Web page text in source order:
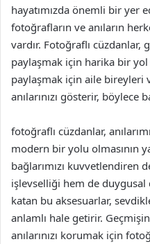
hayatımızda önemli bir yer
fotoğrafların ve anıların
vardır. Fotoğraflı cüzdanlar,
paylaşmak için harika bir yol
paylaşmak için aile bireyleri
anılarınızı gösterir, böylece
fotoğraflı cüzdanlar,
modern bir yolu olmasının
bağlarımızı kuvvetlendiren
işlevselliği hem de duygusal
katan bu aksesuarlar,
anlamlı hale getirir.
anılarınızı korumak için